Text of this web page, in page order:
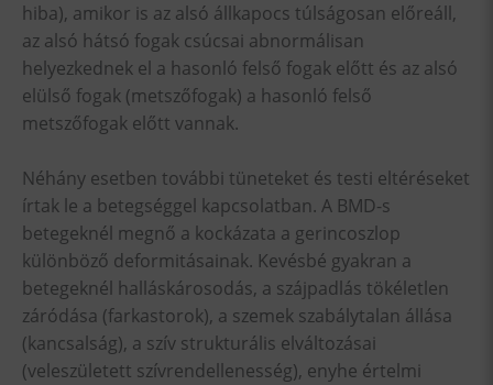
hiba), amikor is az alsó állkapocs túlságosan előreáll,
az alsó hátsó fogak csúcsai abnormálisan
helyezkednek el a hasonló felső fogak előtt és az alsó
elülső fogak (metszőfogak) a hasonló felső
metszőfogak előtt vannak.
Néhány esetben további tüneteket és testi eltéréseket
írtak le a betegséggel kapcsolatban. A BMD-s
betegeknél megnő a kockázata a gerincoszlop
különböző deformitásainak. Kevésbé gyakran a
betegeknél halláskárosodás, a szájpadlás tökéletlen
záródása (farkastorok), a szemek szabálytalan állása
(kancsalság), a szív strukturális elváltozásai
(veleszületett szívrendellenesség), enyhe értelmi